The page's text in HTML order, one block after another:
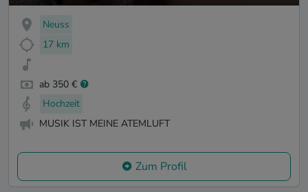
Neuss
17 km
ab 350 €
Hochzeit
MUSIK IST MEINE ATEMLUFT
Zum Profil